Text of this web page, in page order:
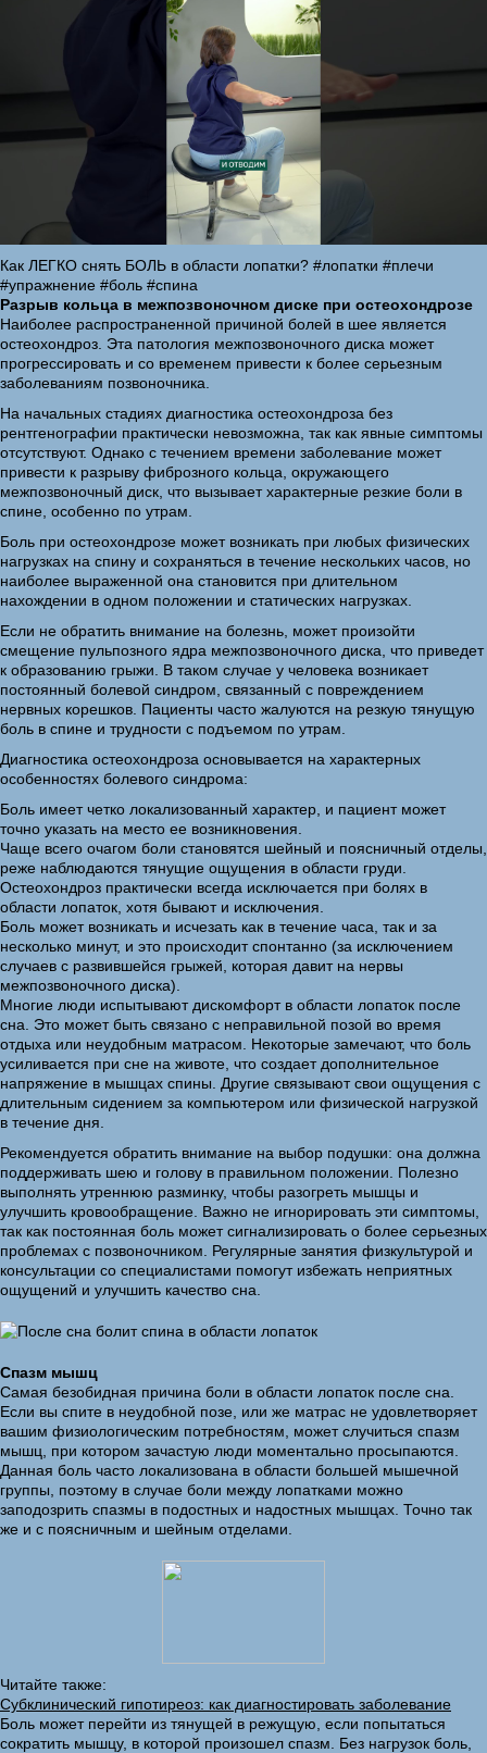
Как ЛЕГКО снять БОЛЬ в области лопатки? #лопатки #плечи
#упражнение #боль #спина
Разрыв кольца в межпозвоночном диске при остеохондрозе
Наиболее распространенной причиной болей в шее является
остеохондроз. Эта патология межпозвоночного диска может
прогрессировать и со временем привести к более серьезным
заболеваниям позвоночника.
На начальных стадиях диагностика остеохондроза без
рентгенографии практически невозможна, так как явные симптомы
отсутствуют. Однако с течением времени заболевание может
привести к разрыву фиброзного кольца, окружающего
межпозвоночный диск, что вызывает характерные резкие боли в
спине, особенно по утрам.
Боль при остеохондрозе может возникать при любых физических
нагрузках на спину и сохраняться в течение нескольких часов, но
наиболее выраженной она становится при длительном
нахождении в одном положении и статических нагрузках.
Если не обратить внимание на болезнь, может произойти
смещение пульпозного ядра межпозвоночного диска, что приведет
к образованию грыжи. В таком случае у человека возникает
постоянный болевой синдром, связанный с повреждением
нервных корешков. Пациенты часто жалуются на резкую тянущую
боль в спине и трудности с подъемом по утрам.
Диагностика остеохондроза основывается на характерных
особенностях болевого синдрома:
Боль имеет четко локализованный характер, и пациент может
точно указать на место ее возникновения.
Чаще всего очагом боли становятся шейный и поясничный отделы,
реже наблюдаются тянущие ощущения в области груди.
Остеохондроз практически всегда исключается при болях в
области лопаток, хотя бывают и исключения.
Боль может возникать и исчезать как в течение часа, так и за
несколько минут, и это происходит спонтанно (за исключением
случаев с развившейся грыжей, которая давит на нервы
межпозвоночного диска).
Многие люди испытывают дискомфорт в области лопаток после
сна. Это может быть связано с неправильной позой во время
отдыха или неудобным матрасом. Некоторые замечают, что боль
усиливается при сне на животе, что создает дополнительное
напряжение в мышцах спины. Другие связывают свои ощущения с
длительным сидением за компьютером или физической нагрузкой
в течение дня.
Рекомендуется обратить внимание на выбор подушки: она должна
поддерживать шею и голову в правильном положении. Полезно
выполнять утреннюю разминку, чтобы разогреть мышцы и
улучшить кровообращение. Важно не игнорировать эти симптомы,
так как постоянная боль может сигнализировать о более серьезных
проблемах с позвоночником. Регулярные занятия физкультурой и
консультации со специалистами помогут избежать неприятных
ощущений и улучшить качество сна.
Спазм мышц
Самая безобидная причина боли в области лопаток после сна.
Если вы спите в неудобной позе, или же матрас не удовлетворяет
вашим физиологическим потребностям, может случиться спазм
мышц, при котором зачастую люди моментально просыпаются.
Данная боль часто локализована в области большей мышечной
группы, поэтому в случае боли между лопатками можно
заподозрить спазмы в подостных и надостных мышцах. Точно так
же и с поясничным и шейным отделами.
Читайте также:
Субклинический гипотиреоз: как диагностировать заболевание
Боль может перейти из тянущей в режущую, если попытаться
сократить мышцу, в которой произошел спазм. Без нагрузок боль,